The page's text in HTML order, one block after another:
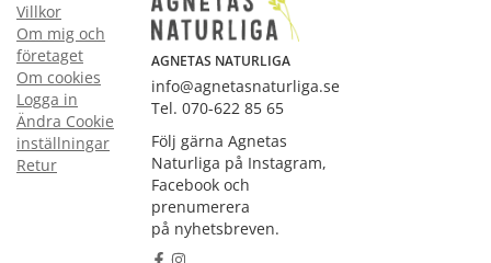
Villkor
Om mig och
företaget
Om cookies
Logga in
Ändra Cookie
inställningar
Retur
AGNETAS NATURLIGA
info@agnetasnaturliga.se
Tel. 070-622 85 65
Följ gärna Agnetas
Naturliga på Instagram,
Facebook och
prenumerera
på nyhetsbreven.